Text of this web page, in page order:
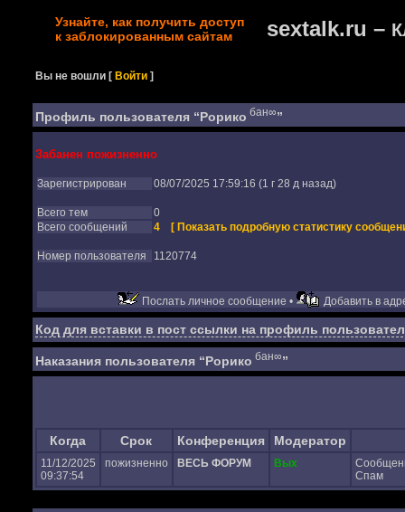
Узнайте, как получить доступ
к заблокированным сайтам
sextalk.ru –
Вы не вошли [Войти ]
Профиль пользователя “Рорико бан∞”
Забанен пожизненно
Зарегистрирован 08/07/2025 17:59:16 (1 г 28 д назад)
Всего тем
0
Всего сообщений
4 [ Показать подробную статистику
Номер пользователя 1120774
Послать личное сообщение • Добавить в
Код для вставки в пост ссылки на профиль
Наказания пользователя “Рорико бан∞”
Когда Срок Конференция Модератор
11/12/2025
09:37:54
пожизненно ВЕСЬ ФОРУМ Вых
Спам